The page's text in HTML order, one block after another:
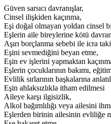
Güven sarsıcı davranışlar,
Cinsel ilişkiden kaçınma,
Eşi doğal olmayan yoldan cinsel
Eşlerin aile bireylerine kötü
Aşırı borçlanma sebebi ile icra
Eşini sevmediğini beyan etme,
Eşin ev işlerini yapmaktan
Eşlerin çocuklarının bakımı,
Evlilik sırlarının başkalarına
Eşin ahlaksızlıkla itham edilmesi
Aileye karşı ilgisizlik,
Alkol bağımlılığı veya ailesini
Eşlerden birinin ailesinin evliliğe